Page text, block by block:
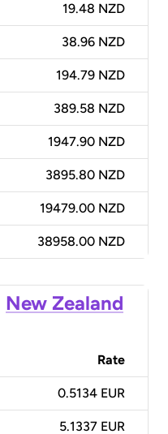
19.48 NZD
38.96 NZD
194.79 NZD
389.58 NZD
1947.90 NZD
3895.80 NZD
19479.00 NZD
38958.00 NZD
New Zealand
Rate
0.5134 EUR
5.1337 EUR